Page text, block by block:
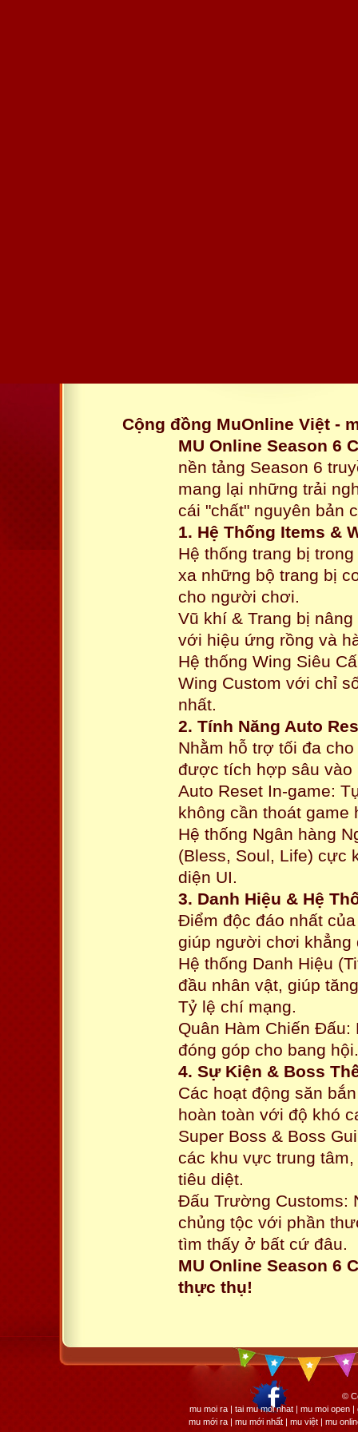
Cộng đồng MuOnline Việt -
MU Online Season 6
nền tảng Season 6
mang lại những trải
cái "chất" nguyên bản
1. Hệ Thống Items &
Hệ thống trang bị
xa những bộ trang bị
cho người chơi.
Vũ khí & Trang bị
với hiệu ứng rồng và
Hệ thống Wing Siêu
Wing Custom với chỉ
nhất.
2. Tính Năng Auto
Nhằm hỗ trợ tối đa
được tích hợp sâu vào
Auto Reset In-game:
không cần thoát game
Hệ thống Ngân hàng
(Bless, Soul, Life) cực
diện UI.
3. Danh Hiệu & Hệ
Điểm độc đáo nhất
giúp người chơi khẳng
Hệ thống Danh Hiệu
đầu nhân vật, giúp
Tỷ lệ chí mạng.
Quân Hàm Chiến
đóng góp cho bang hội.
4. Sự Kiện & Boss
Các hoạt động săn
hoàn toàn với độ khó
Super Boss & Boss
các khu vực trung
tiêu diệt.
Đấu Trường Customs:
chủng tộc với phần
tìm thấy ở bất cứ đâu.
MU Online Season 6
thực thụ!
©
mu moi ra | tai mu moi nhat | mu moi open
mu mới ra | mu mới nhất | mu việt | mu